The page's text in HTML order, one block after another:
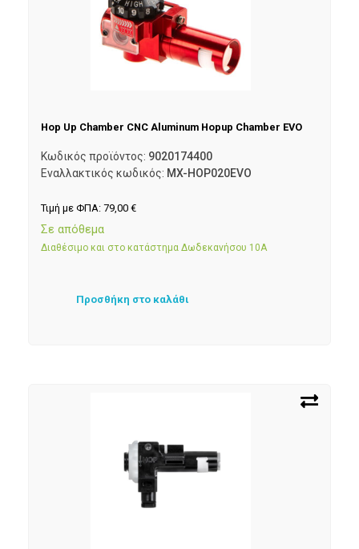
Hop Up Chamber CNC Aluminum Hopup Chamber EVO
Κωδικός προϊόντος: 9020174400
Εναλλακτικός κωδικός: MX-HOP020EVO
Τιμή με ΦΠΑ: 79,00 €
Σε απόθεμα
Διαθέσιμο και στο κατάστημα Δωδεκανήσου 10Α
Προσθήκη στο καλάθι